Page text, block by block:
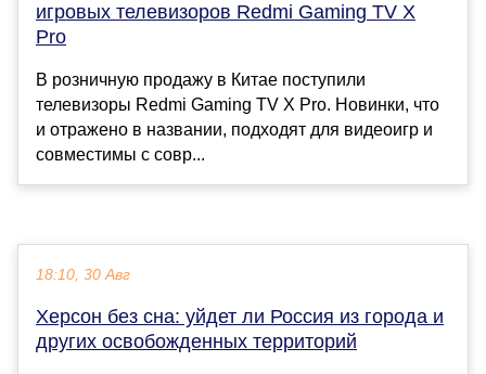
игровых телевизоров Redmi Gaming TV X
Pro
В розничную продажу в Китае поступили
телевизоры Redmi Gaming TV X Pro. Новинки, что
и отражено в названии, подходят для видеоигр и
совместимы с совр...
18:10, 30 Авг
Херсон без сна: уйдет ли Россия из города и
других освобожденных территорий